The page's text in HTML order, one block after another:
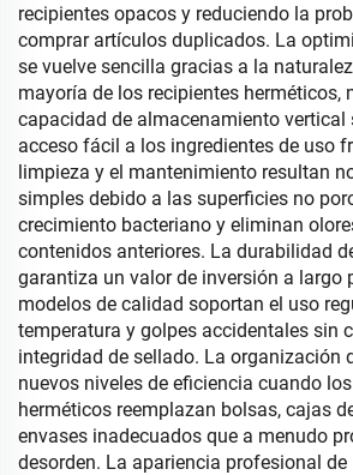
recipientes opacos y reduciendo la
comprar artículos duplicados. La
se vuelve sencilla gracias a la
mayoría de los recipientes herméticos,
capacidad de almacenamiento vertical
acceso fácil a los ingredientes de uso
limpieza y el mantenimiento resultan
simples debido a las superficies no
crecimiento bacteriano y eliminan
contenidos anteriores. La durabilidad
garantiza un valor de inversión a largo
modelos de calidad soportan el uso
temperatura y golpes accidentales sin
integridad de sellado. La organización
nuevos niveles de eficiencia cuando
herméticos reemplazan bolsas, cajas
envases inadecuados que a menudo
desorden. La apariencia profesional de